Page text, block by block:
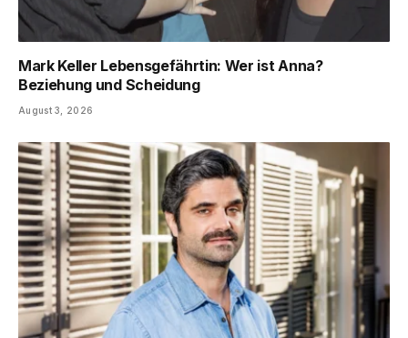
Mark Keller Lebensgefährtin: Wer ist Anna?
Beziehung und Scheidung
August 3, 2026